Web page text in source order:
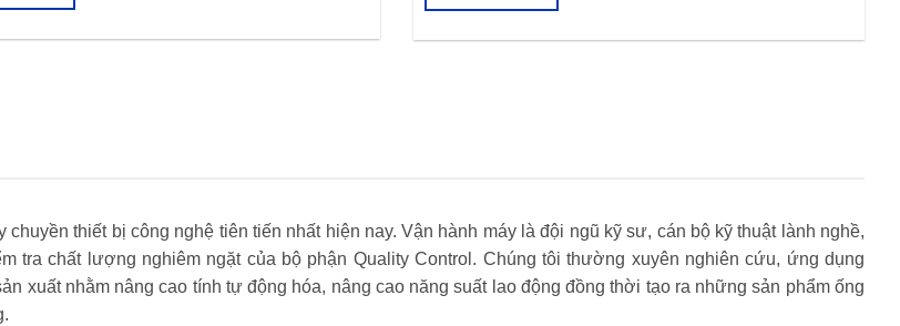
thiết bị công nghệ tiên tiến nhất hiện nay. Vận hành máy là đội ngũ kỹ sư, cán bộ kỹ thuật lành nghề,
tra chất lượng nghiêm ngặt của bộ phận Quality Control. Chúng tôi thường xuyên nghiên cứu, ứng dụng
xuất nhằm nâng cao tính tự động hóa, nâng cao năng suất lao động đồng thời tạo ra những sản phẩm ống